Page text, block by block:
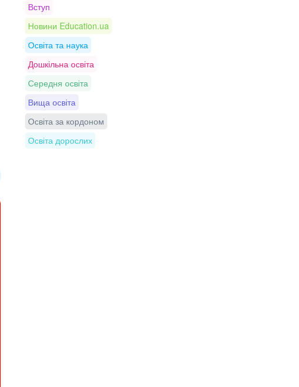
Вступ
Новини Education.ua
Освіта та наука
Дошкільна освіта
Середня освіта
Вища освіта
Освіта за кордоном
Освіта дорослих